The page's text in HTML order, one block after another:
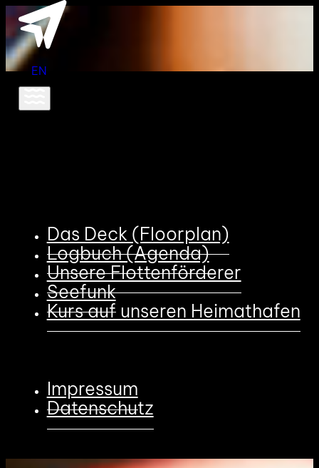
EN
Das Deck (Floorplan)
Logbuch (Agenda)
Unsere Flottenförderer
Seefunk
Kurs auf unseren Heimathafen
Impressum
Datenschutz